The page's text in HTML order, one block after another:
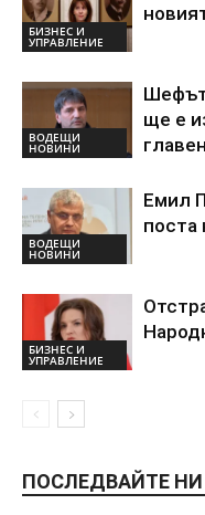
БИЗНЕС И
УПРАВЛЕНИЕ
ВОДЕЩИ
НОВИНИ
ще е
ВОДЕЩИ
НОВИНИ
Емил
поста
БИЗНЕС И
УПРАВЛЕНИЕ
ПОСЛЕДВАЙТЕ НИ